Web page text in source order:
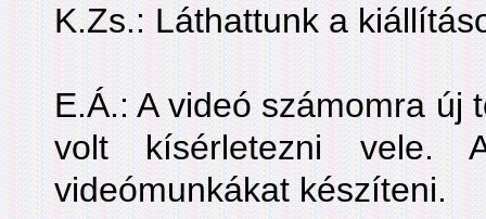
K.Zs.: Láthattunk a
E.Á.: A videó számomra új
volt kísérletezni vele.
videómunkákat készíteni.